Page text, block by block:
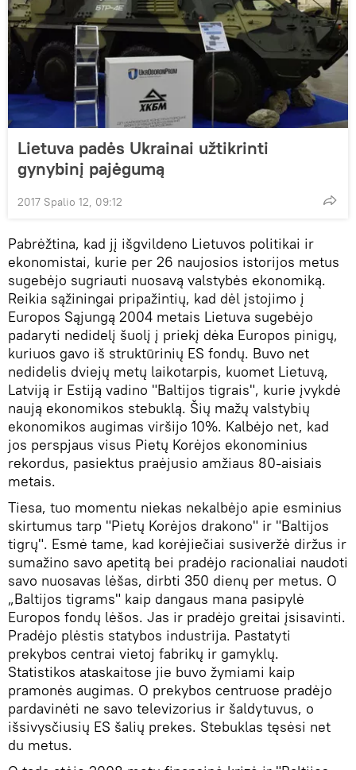
Lietuva padės Ukrainai užtikrinti
gynybinį pajėgumą
2017 Spalio 12, 09:12
Pabrėžtina, kad jį išgvildeno Lietuvos politikai ir
ekonomistai, kurie per 26 naujosios istorijos metus
sugebėjo sugriauti nuosavą valstybės ekonomiką.
Reikia sąžiningai pripažintių, kad dėl įstojimo į
Europos Sąjungą 2004 metais Lietuva sugebėjo
padaryti nedidelį šuolį į priekį dėka Europos pinigų,
kuriuos gavo iš struktūrinių ES fondų. Buvo net
nedidelis dviejų metų laikotarpis, kuomet Lietuvą,
Latviją ir Estiją vadino "Baltijos tigrais", kurie įvykdė
naują ekonomikos stebuklą. Šių mažų valstybių
ekonomikos augimas viršijo 10%. Kalbėjo net, kad
jos perspjaus visus Pietų Korėjos ekonominius
rekordus, pasiektus praėjusio amžiaus 80-aisiais
metais.
Tiesa, tuo momentu niekas nekalbėjo apie esminius
skirtumus tarp "Pietų Korėjos drakono" ir "Baltijos
tigrų". Esmė tame, kad korėjiečiai susiveržė diržus ir
sumažino savo apetitą bei pradėjo racionaliai naudoti
savo nuosavas lėšas, dirbti 350 dienų per metus. O
„Baltijos tigrams" kaip dangaus mana pasipylė
Europos fondų lėšos. Jas ir pradėjo greitai įsisavinti.
Pradėjo plėstis statybos industrija. Pastatyti
prekybos centrai vietoj fabrikų ir gamyklų.
Statistikos ataskaitose jie buvo žymiami kaip
pramonės augimas. O prekybos centruose pradėjo
pardavinėti ne savo televizorius ir šaldytuvus, o
išsivysčiusių ES šalių prekes. Stebuklas tęsėsi net
du metus.